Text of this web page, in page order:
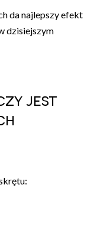
da najlepszy efekt
dzisiejszym
jest